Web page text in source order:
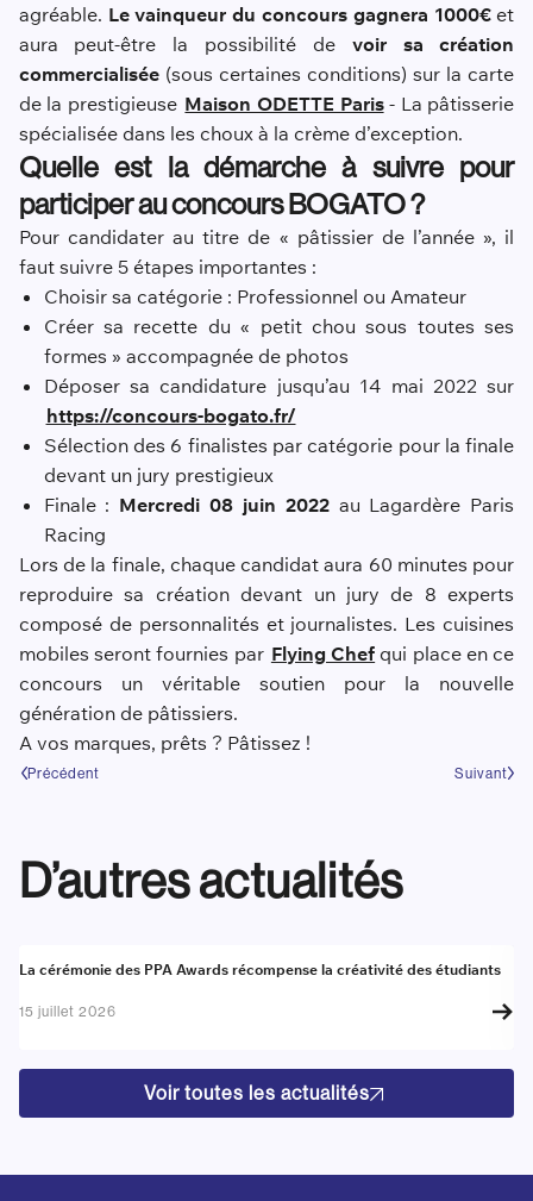
agréable. Le vainqueur du concours gagnera 1000€ et
aura peut-être la possibilité devoir sa création
commercialisée(sous certaines conditions) sur la carte
de la prestigieuse Maison ODETTE Paris- La pâtisserie
spécialisée dans les choux à la crème d’exception.
Quelle est la démarche à suivre pour
participer au concours BOGATO ?
Pour candidater au titre de « pâtissier de l’année », il
faut suivre 5 étapes importantes :
Choisir sa catégorie : Professionnel ou Amateur
Créer sa recette du « petit chou sous toutes ses
formes » accompagnée de photos
Déposer sa candidature jusqu’au 14 mai 2022 sur
https://concours-bogato.fr/
Sélection des 6 finalistes par catégorie pour la finale
devant un jury prestigieux
Finale : Mercredi 08 juin 2022au Lagardère Paris
Racing
Lors de la finale, chaque candidat aura 60 minutes pour
reproduire sa création devant un jury de 8 experts
composé de personnalités et journalistes. Les cuisines
mobiles seront fournies par Flying Chef qui place en ce
concours un véritable soutien pour la nouvelle
génération de pâtissiers.
A vos marques, prêts ? Pâtissez !
Précédent Suivant
D’autres actualités
Actualité
La cérémonie des PPA Awards récompense la créativité des étudiants
15 juillet 2026
Voir toutes les actualités